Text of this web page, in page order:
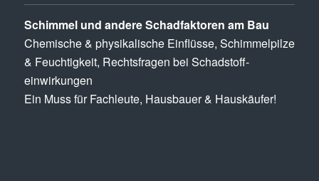
Schimmel und andere Schad­­faktoren am Bau
Chemische & physikalische Einflüsse, Schimmel­pilze
& Feuchtigkeit, Rechts­fragen bei Schadstoff­
einwirkungen
Ein Muss für Fachleute, Hausbauer & Hauskäufer!